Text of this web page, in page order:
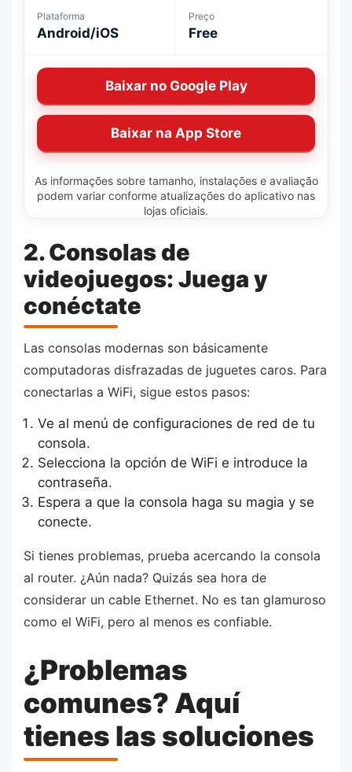
Plataforma
Android/iOS
Preço
Free
Baixar no Google Play
Baixar na App Store
As informações sobre tamanho, instalações e avaliação
podem variar conforme atualizações do aplicativo nas
lojas oficiais.
2. Consolas de
videojuegos: Juega y
conéctate
Las consolas modernas son básicamente
computadoras disfrazadas de juguetes caros. Para
conectarlas a WiFi, sigue estos pasos:
Ve al menú de configuraciones de red de tu
consola.
Selecciona la opción de WiFi e introduce la
contraseña.
Espera a que la consola haga su magia y se
conecte.
Si tienes problemas, prueba acercando la consola
al router. ¿Aún nada? Quizás sea hora de
considerar un cable Ethernet. No es tan glamuroso
como el WiFi, pero al menos es confiable.
¿Problemas
comunes? Aquí
tienes las soluciones